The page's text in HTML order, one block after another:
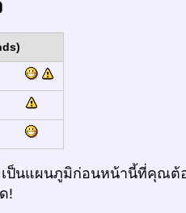
เป็นแผนภูมิก่อนหน้านี้ที่คุณ
!